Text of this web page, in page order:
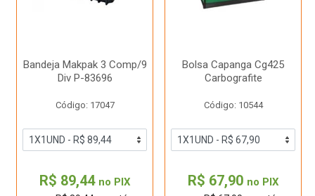
Bandeja Makpak 3 Comp/9
Div P-83696
Código: 17047
R$ 89,44 no PIX
Bolsa Capanga Cg425
Carbografite
Código: 10544
R$ 67,90 no PIX